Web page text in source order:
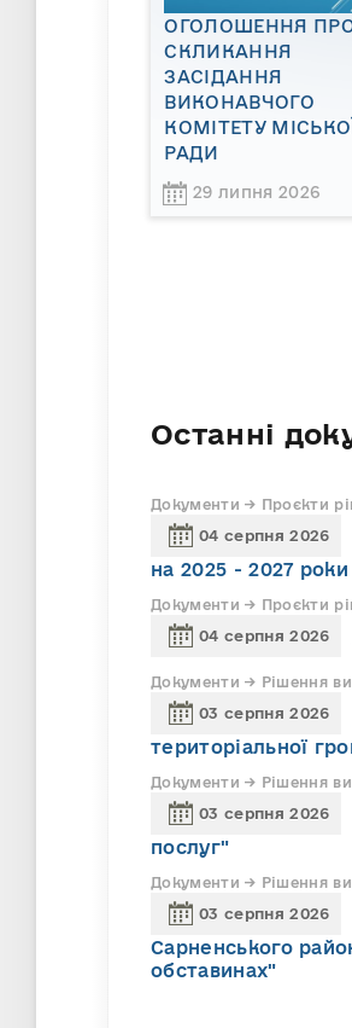
ОГОЛОШЕННЯ
СКЛИКАННЯ
ЗАСІДАННЯ
ВИКОНАВЧОГО
КОМІТЕТУ
РАДИ
29 липня 2026
Останні
Документи → Проєкти
04 серпня 2026
на 2025 - 2027 роки
Документи → Проєкти
04 серпня 2026
Документи → Рішення
03 серпня 2026
територіальної
Документи → Рішення
03 серпня 2026
послуг"
Документи → Рішення
03 серпня 2026
Сарненського
обставинах"